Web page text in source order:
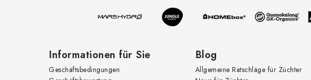
Informationen für Sie
Geschäftsbedingungen
Blog
Allgemeine Ratschläge für Züchter